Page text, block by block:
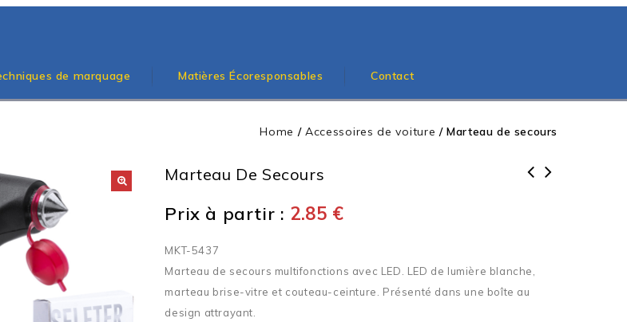
de marquage Matières Écoresponsables Contact
Home / Accessoires de voiture /Marteau de secours
Marteau De Secours
Prix à partir : 2.85 €
MKT-5437
Marteau de secours multifonctions avec LED. LED de lumière blanche,
marteau brise-vitre et couteau-ceinture. Présenté dans une boîte au
design attrayant.